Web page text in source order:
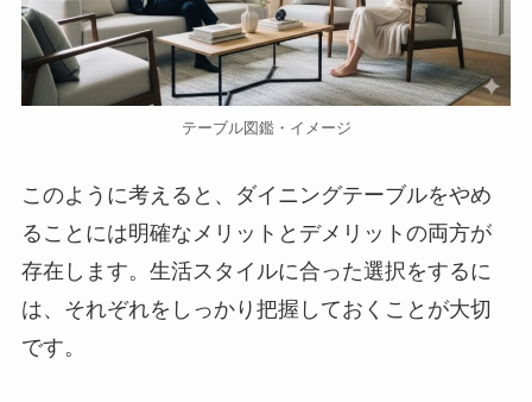
テーブル図鑑・イメージ
このように考えると、ダイニングテーブルをやめ
ることには明確なメリットとデメリットの両方が
存在します。生活スタイルに合った選択をするに
は、それぞれをしっかり把握しておくことが大切
です。